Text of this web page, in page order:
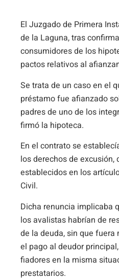
El Juzgado de Primera
de la Laguna, tras
consumidores de los
pactos relativos al
Se trata de un caso en el
préstamo fue afianzado
padres de uno de los
firmó la hipoteca.
En el contrato se
los derechos de excusión,
establecidos en los
Civil.
Dicha renuncia implicaba
los avalistas habrían de
de la deuda, sin que
el pago al deudor
fiadores en la misma
prestatarios.